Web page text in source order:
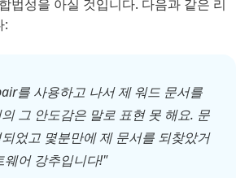
법성을 아실 것입니다. 다음과 같은 리
:
를 사용하고 나서 제 워드 문서를
그 안도감은 말로 표현 못 해요. 문
었고 몇분만에 제 문서를 되찾았거
웨어 강추입니다!"